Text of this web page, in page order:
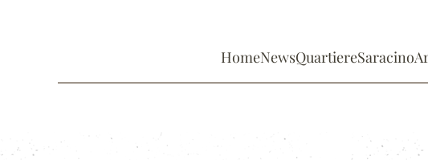
HomeNewsQuartiereSaracino